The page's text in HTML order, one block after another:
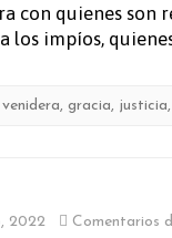
con quienes son
los impíos,
, gracia, justicia,
2022 Comentarios